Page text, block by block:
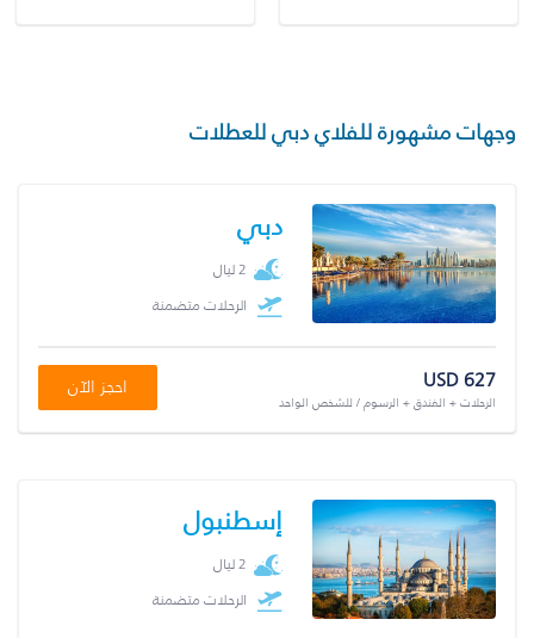
وجهات مشهورة للفلاي دبي للعطلات
دبي
2 ليال
الرحلات متضمنة
USD 627
الرحلات + الفندق + الرسوم / للشخص الواحد
احجز الآن
إسطنبول
2 ليال
الرحلات متضمنة